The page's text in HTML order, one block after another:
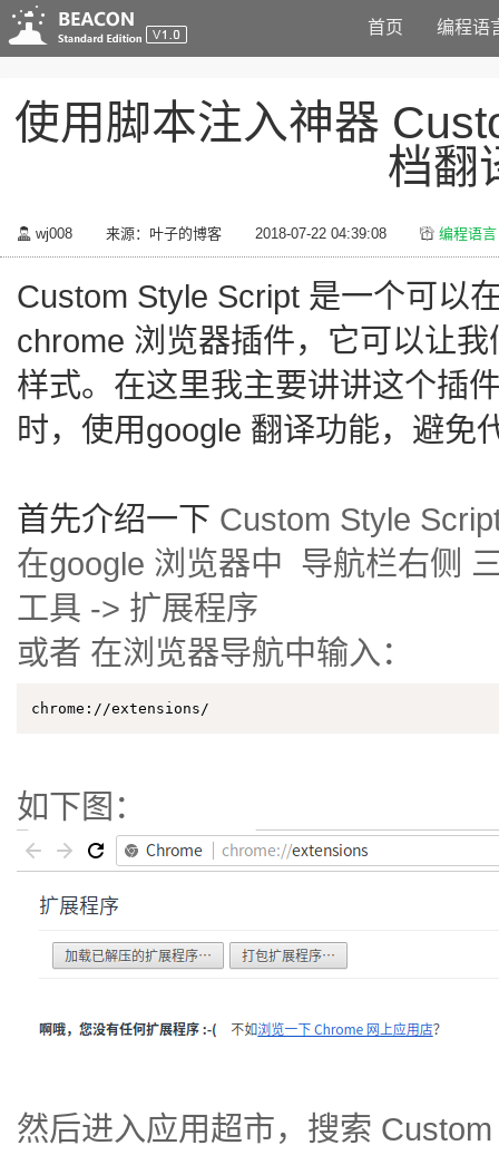
首页 编程语
使用脚本注入神器
档翻
wj008 来源：叶子的博客 2018-07-22 04:39:08 编程语
Custom Style Script 是一个可以
chrome 浏览器插件，它可以让
样式。在这里我主要讲讲这个插
时，使用google 翻译功能，避免
首先介绍一下 Custom Style
在google 浏览器中 导航栏右侧
工具 -> 扩展程序
或者 在浏览器导航中输入：
chrome://extensions/
如下图：
然后进入应用超市，搜索